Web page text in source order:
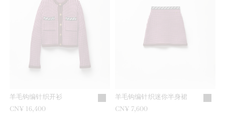
羊毛钩编针织开衫
CN¥ 16,400
羊毛钩编针织迷你半身裙
CN¥ 7,600